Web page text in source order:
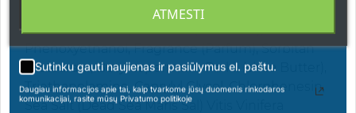
Stearic Acid, Propylene Glycol, Cetyl Alcohol,
PEG-40 Stearate, Beeswax (Cera Slba),
Phenoxyethanol, Fragrance (Parfum), Sorbitan
Tristearate, Butyrospermum Parkii (shea Butter),
Triethanolamine, Caprylyl Glycol, Chlorphenesin,
Sea Salt (Dead Sea Maris Sal) Vitis Vinifera
ATMESTI
Sutinku gauti naujienas ir pasiūlymus el. paštu.
Daugiau informacijos apie tai, kaip tvarkome jūsų duomenis rinkodaros
komunikacijai, rasite mūsų Privatumo politikoje